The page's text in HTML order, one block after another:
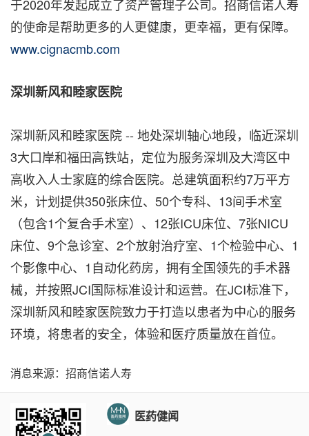
于2020年发起成立了资产管理子公司。招商信诺人寿
的使命是帮助更多的人更健康，更幸福，更有保障。
www.cignacmb.com
深圳新风和睦家医院
深圳新风和睦家医院­ -- 地处深圳轴心地段，临近深圳
3大口岸和福田高铁站，定位为服务深圳及大湾区中
高收入人士家庭的综合医院。总建筑面积约7万平方
米，计划提供350张床位、50个专科、13间手术室
（包含1个复合手术室）、12张ICU床位、7张NICU
床位、9个急诊室、2个放射治疗室、1个检验中心、1
个影像中心、1自动化药房，拥有全国领先的手术器
械，并按照JCI国际标准设计和运营。在JCI标准下，
深圳新风和睦家医院致力于打造以患者为中心的服务
环境，将患者的安全，体验和医疗质量放在首位。
消息来源：招商信诺人寿
医药健闻